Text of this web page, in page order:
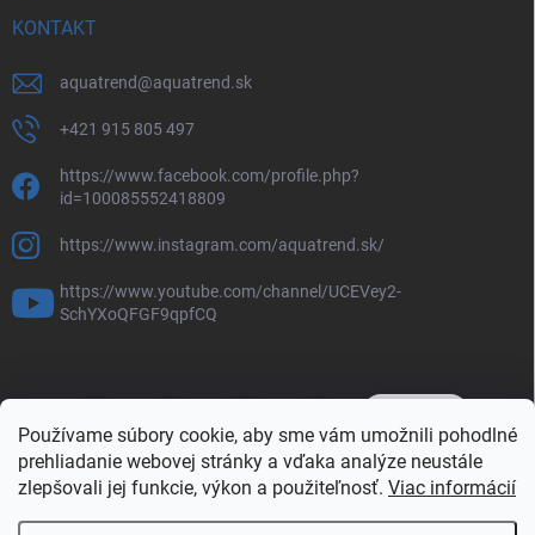
Používame súbory cookie, aby sme vám umožnili pohodlné
prehliadanie webovej stránky a vďaka analýze neustále
zlepšovali jej funkcie, výkon a použiteľnosť. Viac informácií
KONTAKT
aquatrend@aquatrend.sk
+421 915 805 497
https://www.facebook.com/profile.php?
id=100085552418809
https://www.instagram.com/aquatrend.sk/
https://www.youtube.com/channel/UCEVey2-
SchYXoQFGF9qpfCQ